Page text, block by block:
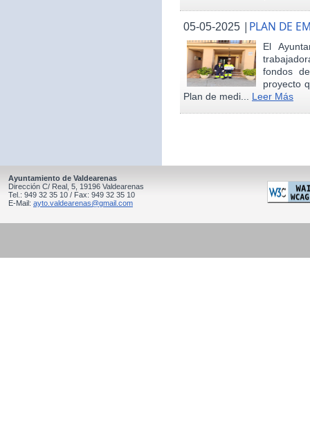
05-05-2025 | PLAN DE
El
fondos
proyecto
Plan de medi... Leer Más
Ayuntamiento de Valdearenas
Dirección C/ Real, 5, 19196 Valdearenas
Tel.: 949 32 35 10 / Fax: 949 32 35 10
E-Mail: ayto.valdearenas@gmail.com